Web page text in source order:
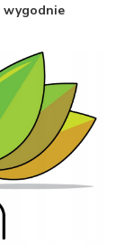
wygodnie